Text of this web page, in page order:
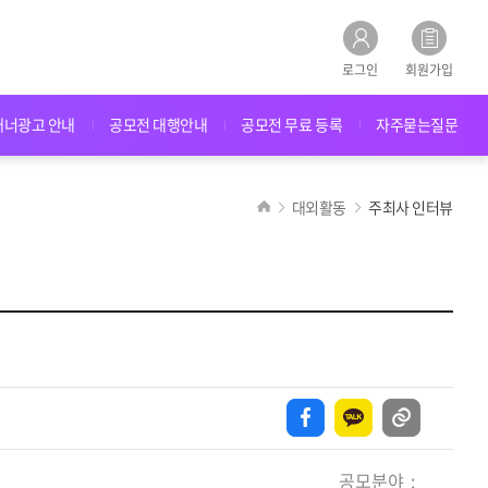
로그인 회원가입
광고 안내 공모전 대행안내 공모전 무료 등록 자주묻는질문
대외활동 주최사 인터뷰
공모분야